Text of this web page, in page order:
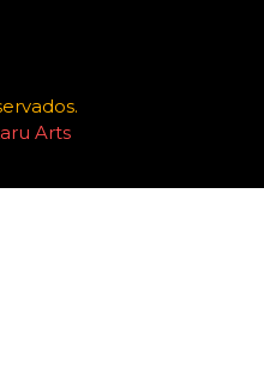
Arts